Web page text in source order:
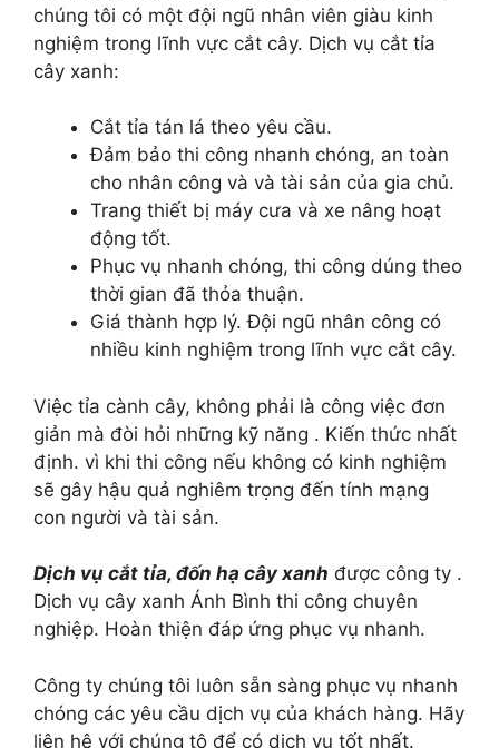
chúng tôi có một đội ngũ nhân viên giàu kinh
nghiệm trong lĩnh vực cắt cây. Dịch vụ cắt tỉa
cây xanh:
Cắt tỉa tán lá theo yêu cầu.
Đảm bảo thi công nhanh chóng, an toàn
cho nhân công và và tài sản của gia chủ.
Trang thiết bị máy cưa và xe nâng hoạt
động tốt.
Phục vụ nhanh chóng, thi công dúng theo
thời gian đã thỏa thuận.
Giá thành hợp lý. Đội ngũ nhân công có
nhiều kinh nghiệm trong lĩnh vực cắt cây.
Việc tỉa cành cây, không phải là công việc đơn
giản mà đòi hỏi những kỹ năng . Kiến thức nhất
định. vì khi thi công nếu không có kinh nghiệm
sẽ gây hậu quả nghiêm trọng đến tính mạng
con người và tài sản.
Dịch vụ cắt tỉa, đốn hạ cây xanh được công ty .
Dịch vụ cây xanh Ánh Bình thi công chuyên
nghiệp. Hoàn thiện đáp ứng phục vụ nhanh.
Công ty chúng tôi luôn sẵn sàng phục vụ nhanh
chóng các yêu cầu dịch vụ của khách hàng. Hãy
liên hệ với chúng tô để có dịch vụ tốt nhất.